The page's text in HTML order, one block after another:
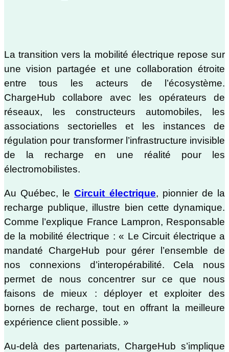
La transition vers la mobilité électrique repose sur
une vision partagée et une collaboration étroite
entre tous les acteurs de l’écosystème.
ChargeHub collabore avec les opérateurs de
réseaux, les constructeurs automobiles, les
associations sectorielles et les instances de
régulation pour transformer l’infrastructure invisible
de la recharge en une réalité pour les
électromobilistes.
Au Québec, leCircuit électrique, pionnier de la
recharge publique, illustre bien cette dynamique.
Comme l’explique France Lampron, Responsable
de la mobilité électrique : « Le Circuit électrique a
mandaté ChargeHub pour gérer l’ensemble de
nos connexions d’interopérabilité. Cela nous
permet de nous concentrer sur ce que nous
faisons de mieux : déployer et exploiter des
bornes de recharge, tout en offrant la meilleure
expérience client possible. »
Au-delà des partenariats, ChargeHub s’implique